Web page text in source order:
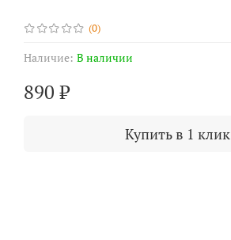
(0)
Наличие: В наличии
890 ₽
Купить в 1 клик